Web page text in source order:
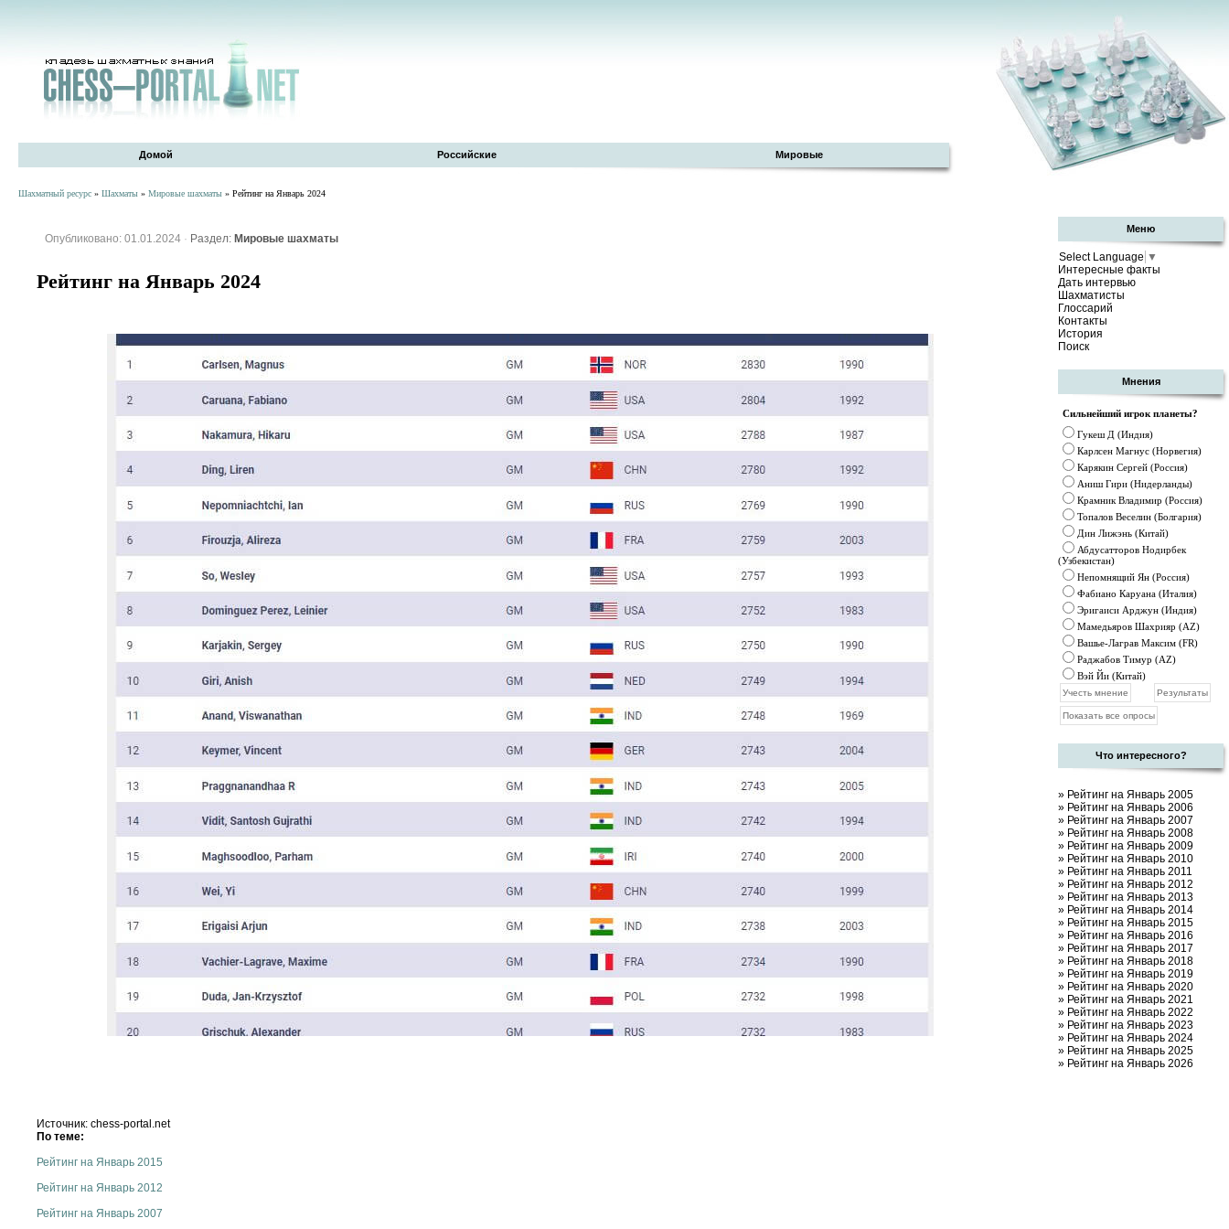
Домой Российские Мировые
Шахматный ресурс » Шахматы » Мировые шахматы » Рейтинг на Январь 2024
Опубликовано: 01.01.2024 · Раздел: Мировые шахматы
Рейтинг на Январь 2024
Источник: chess-portal.net
По теме:
Рейтинг на Январь 2015
Рейтинг на Январь 2012
Рейтинг на Январь 2007
Меню
Select Language ▼
Интересные факты
Дать интервью
Шахматисты
Глоссарий
Контакты
История
Поиск
Мнения
Сильнейший игрок планеты?
Гукеш Д (Индия)
Карлсен Магнус (Норвегия)
Карякин Сергей (Россия)
Аниш Гири (Нидерланды)
Крамник Владимир (Россия)
Топалов Веселин (Болгария)
Дин Лижэнь (Китай)
Абдусатторов Нодирбек
(Узбекистан)
Непомнящий Ян (Россия)
Фабиано Каруана (Италия)
Эригаиси Арджун (Индия)
Мамедьяров Шахрияр (AZ)
Вашье-Лаграв Максим (FR)
Раджабов Тимур (AZ)
Вэй Йи (Китай)
Что интересного?
» Рейтинг на Январь 2005
» Рейтинг на Январь 2006
» Рейтинг на Январь 2007
» Рейтинг на Январь 2008
» Рейтинг на Январь 2009
» Рейтинг на Январь 2010
» Рейтинг на Январь 2011
» Рейтинг на Январь 2012
» Рейтинг на Январь 2013
» Рейтинг на Январь 2014
» Рейтинг на Январь 2015
» Рейтинг на Январь 2016
» Рейтинг на Январь 2017
» Рейтинг на Январь 2018
» Рейтинг на Январь 2019
» Рейтинг на Январь 2020
» Рейтинг на Январь 2021
» Рейтинг на Январь 2022
» Рейтинг на Январь 2023
» Рейтинг на Январь 2024
» Рейтинг на Январь 2025
» Рейтинг на Январь 2026